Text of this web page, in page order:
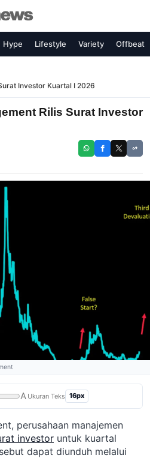
Hype Lifestyle Variety Offbeat
Investor Kuartal I 2026
Rilis Surat Investor
A Ukuran Teks 16px
perusahaan manajemen
investor untuk kuartal
dapat diunduh melalui